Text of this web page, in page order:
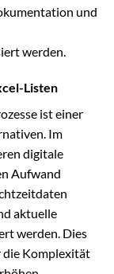
und
werden.
Listen
ist einer
Im
digitale
Aufwand
aktuelle
werden. Dies
die Komplexität